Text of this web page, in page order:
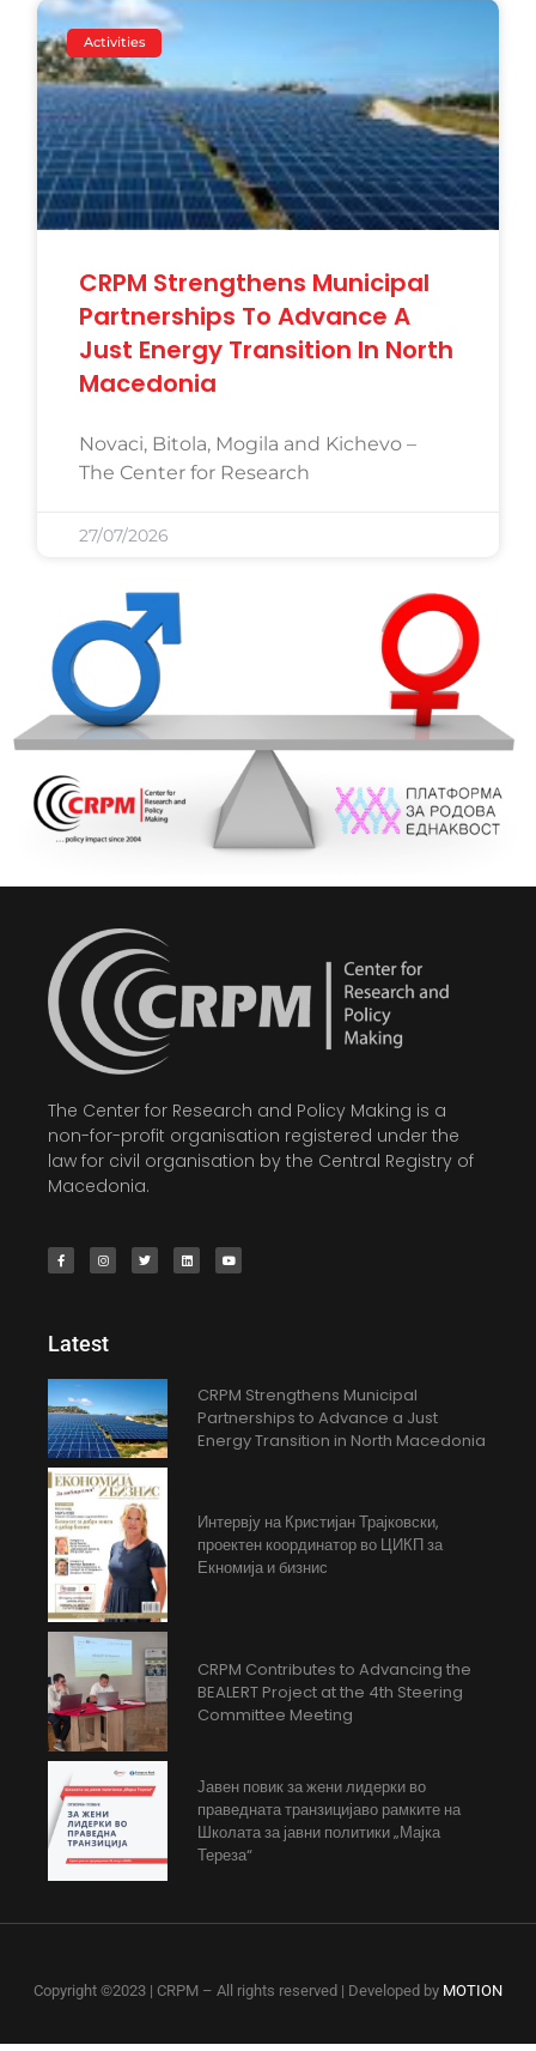
Activities
CRPM Strengthens Municipal
Partnerships To Advance A
Just Energy Transition In North
Macedonia
Novaci, Bitola, Mogila and Kichevo –
The Center for Research
27/07/2026
The Center for Research and Policy Making is a
non-for-profit organisation registered under the
law for civil organisation by the Central Registry of
Macedonia.
Latest
CRPM Strengthens Municipal
Partnerships to Advance a Just
Energy Transition in North Macedonia
Интервју на Кристијан Трајковски,
проектен координатор во ЦИКП за
Екномија и бизнис
CRPM Contributes to Advancing the
BEALERT Project at the 4th Steering
Committee Meeting
Јавен повик за жени лидерки во
праведната транзицијаво рамките на
Школата за јавни политики „Мајка
Тереза“
Copyright ©2023 | CRPM – All rights reserved | Developed by MOTION